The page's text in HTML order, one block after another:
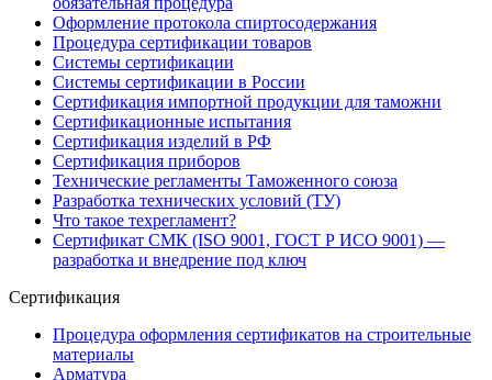
Оформление протокола спиртосодержания
Процедура сертификации товаров
Системы сертификации
Системы сертификации в России
Сертификация импортной продукции для таможни
Сертификационные испытания
Сертификация изделий в РФ
Сертификация приборов
Технические регламенты Таможенного союза
Разработка технических условий (ТУ)
Что такое техрегламент?
Сертификат СМК (ISO 9001, ГОСТ Р ИСО 9001) —
разработка и внедрение под ключ
Сертификация
Процедура оформления сертификатов на строительные
материалы
Арматура